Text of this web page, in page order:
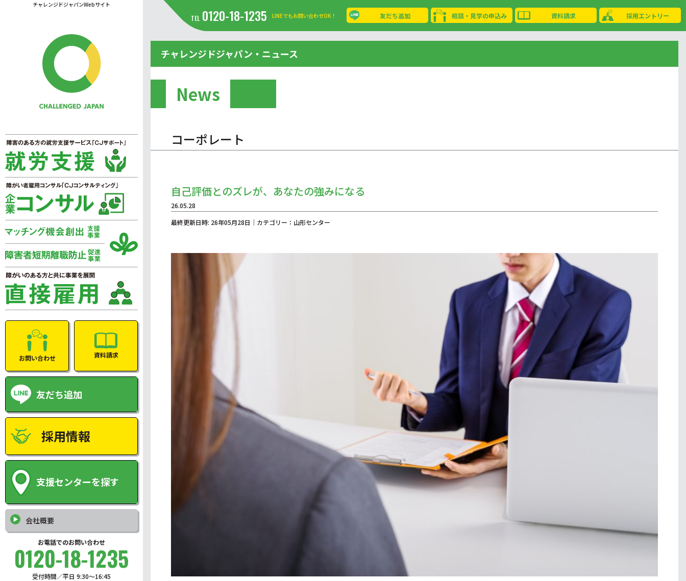
チャレンジドジャパンWebサイト
お問い合わせ 資料請求
友だち追加
採用情報
支援センターを探す
会社概要
お電話でのお問い合わせ
0120-18-1235
受付時間／平日 9:30〜16:45
TEL 0120-18-1235 LINEでもお問い合わせOK！ 友だち追加 相談・見学の申込み 資料請求 採用エントリー
チャレンジドジャパン・ニュース
News
コーポレート
自己評価とのズレが、あなたの強みになる
26.05.28
最終更新日時: 26年05月28日｜カテゴリー：山形センター